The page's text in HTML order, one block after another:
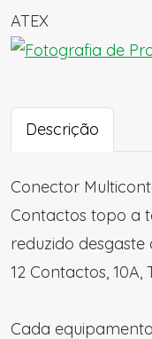
ATEX
Descrição
Conector
Contactos topo a
reduzido
12 Contactos, 10A,
Cada